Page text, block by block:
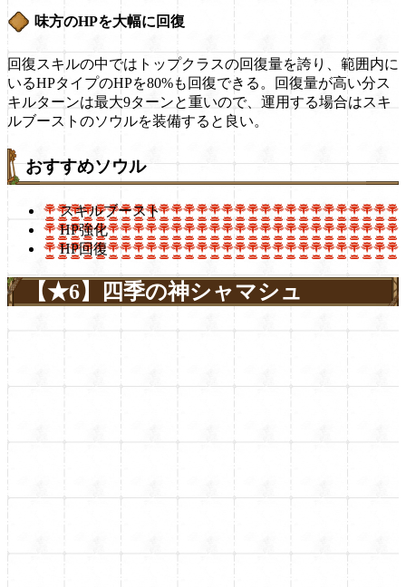
味方のHPを大幅に回復
回復スキルの中ではトップクラスの回復量を誇り、範囲内に
いるHPタイプのHPを80%も回復できる。回復量が高い分ス
キルターンは最大9ターンと重いので、運用する場合はスキ
ルブーストのソウルを装備すると良い。
おすすめソウル
スキルブースト
HP強化
HP回復
【★6】四季の神シャマシュ